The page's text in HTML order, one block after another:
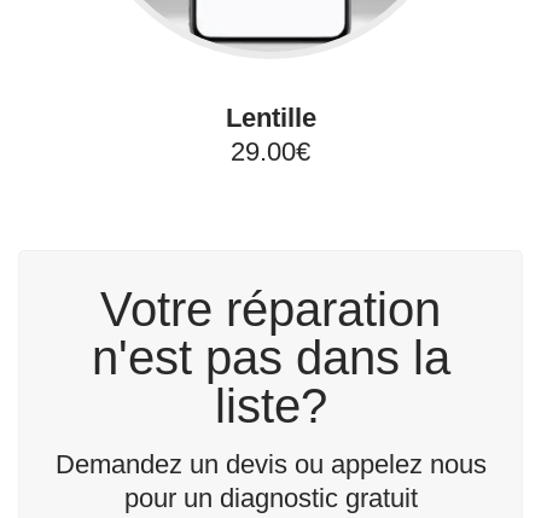
Lentille
29.00€
Votre réparation
n'est pas dans la
liste?
Demandez un devis ou appelez nous
pour un diagnostic gratuit